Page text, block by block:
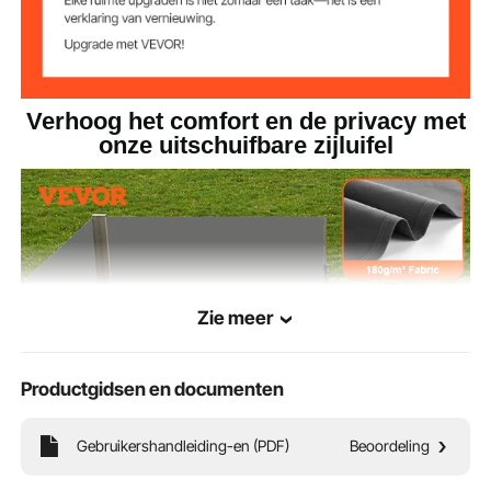
Verhoog het comfort en de privacy met
onze uitschuifbare zijluifel
Zie meer
Productgidsen en documenten
Gebruikershandleiding-en (PDF) Beoordeling